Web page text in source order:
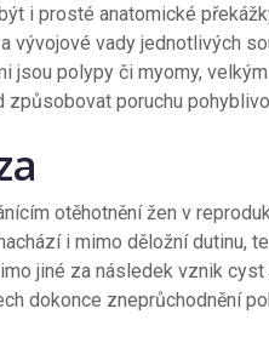
i prosté anatomické
vývojové vady jednotlivých
jsou polypy či myomy,
způsobovat poruchu
otěhotnění žen v
i mimo děložní dutinu,
jiné za následek vznik
dokonce zneprůchodnění